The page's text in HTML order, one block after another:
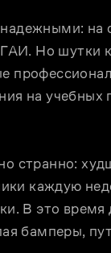
на
Но шутки
на учебных
странно:
каждую
В это время
бамперы,